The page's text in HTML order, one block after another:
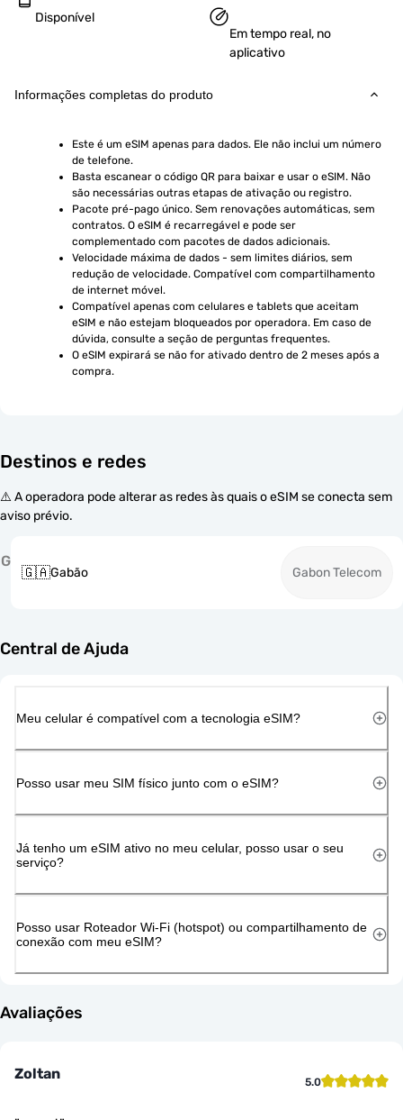
Disponível
Em tempo real, no
aplicativo
Informações completas do produto
Este é um eSIM apenas para dados. Ele não inclui um número
de telefone.
Basta escanear o código QR para baixar e usar o eSIM. Não
são necessárias outras etapas de ativação ou registro.
Pacote pré-pago único. Sem renovações automáticas, sem
contratos. O eSIM é recarregável e pode ser
complementado com pacotes de dados adicionais.
Velocidade máxima de dados - sem limites diários, sem
redução de velocidade. Compatível com compartilhamento
de internet móvel.
Compatível apenas com celulares e tablets que aceitam
eSIM e não estejam bloqueados por operadora. Em caso de
dúvida, consulte a seção de perguntas frequentes.
O eSIM expirará se não for ativado dentro de 2 meses após a
compra.
Destinos e redes
⚠️ A operadora pode alterar as redes às quais o eSIM se conecta sem
aviso prévio.
G
🇬🇦Gabão Gabon Telecom
Central de Ajuda
Meu celular é compatível com a tecnologia eSIM?
Posso usar meu SIM físico junto com o eSIM?
Já tenho um eSIM ativo no meu celular, posso usar o seu
serviço?
Posso usar Roteador Wi-Fi (hotspot) ou compartilhamento de
conexão com meu eSIM?
Avaliações
Zoltan 5.0